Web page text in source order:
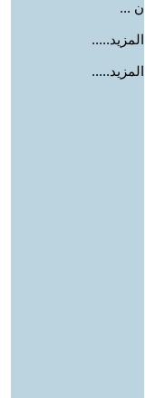
ن ...
المزيد.....
المزيد.....